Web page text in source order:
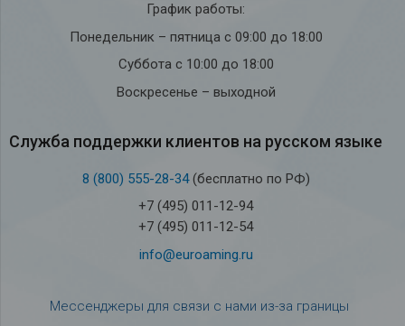
График работы:
Понедельник – пятница с 09:00 до 18:00
Суббота с 10:00 до 18:00
Воскресенье – выходной
Служба под­держки кли­ен­тов на рус­ском языке
8 (800) 555-28-34(бесплатно по РФ)
+7 (495) 011-12-94
+7 (495) 011-12-54
info@euroaming.ru
Мессенджеры для связи с нами из-за границы